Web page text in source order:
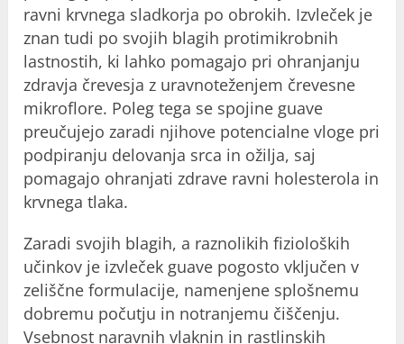
ravni krvnega sladkorja po obrokih. Izvleček je
znan tudi po svojih blagih protimikrobnih
lastnostih, ki lahko pomagajo pri ohranjanju
zdravja črevesja z uravnoteženjem črevesne
mikroflore. Poleg tega se spojine guave
preučujejo zaradi njihove potencialne vloge pri
podpiranju delovanja srca in ožilja, saj
pomagajo ohranjati zdrave ravni holesterola in
krvnega tlaka.
Zaradi svojih blagih, a raznolikih fizioloških
učinkov je izvleček guave pogosto vključen v
zeliščne formulacije, namenjene splošnemu
dobremu počutju in notranjemu čiščenju.
Vsebnost naravnih vlaknin in rastlinskih